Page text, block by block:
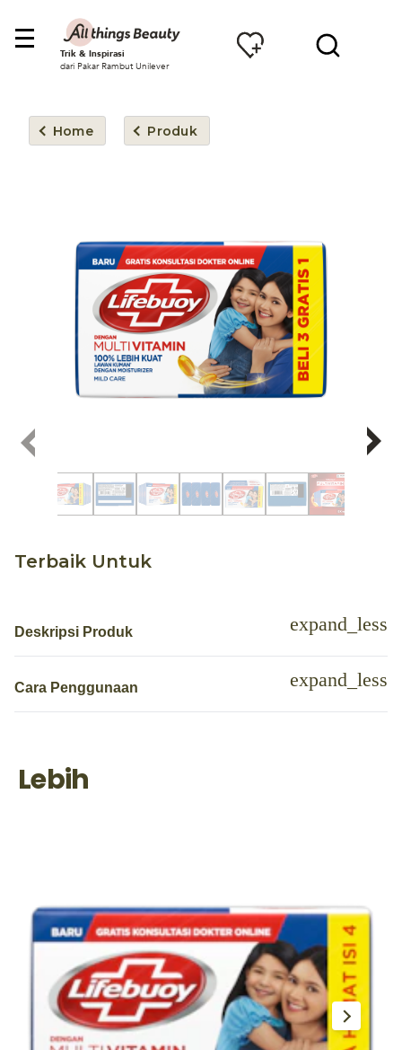
Trik & Inspirasi
dari Pakar Rambut Unilever
Home Produk
Terbaik Untuk
Deskripsi Produk
Cara Penggunaan
Lebih